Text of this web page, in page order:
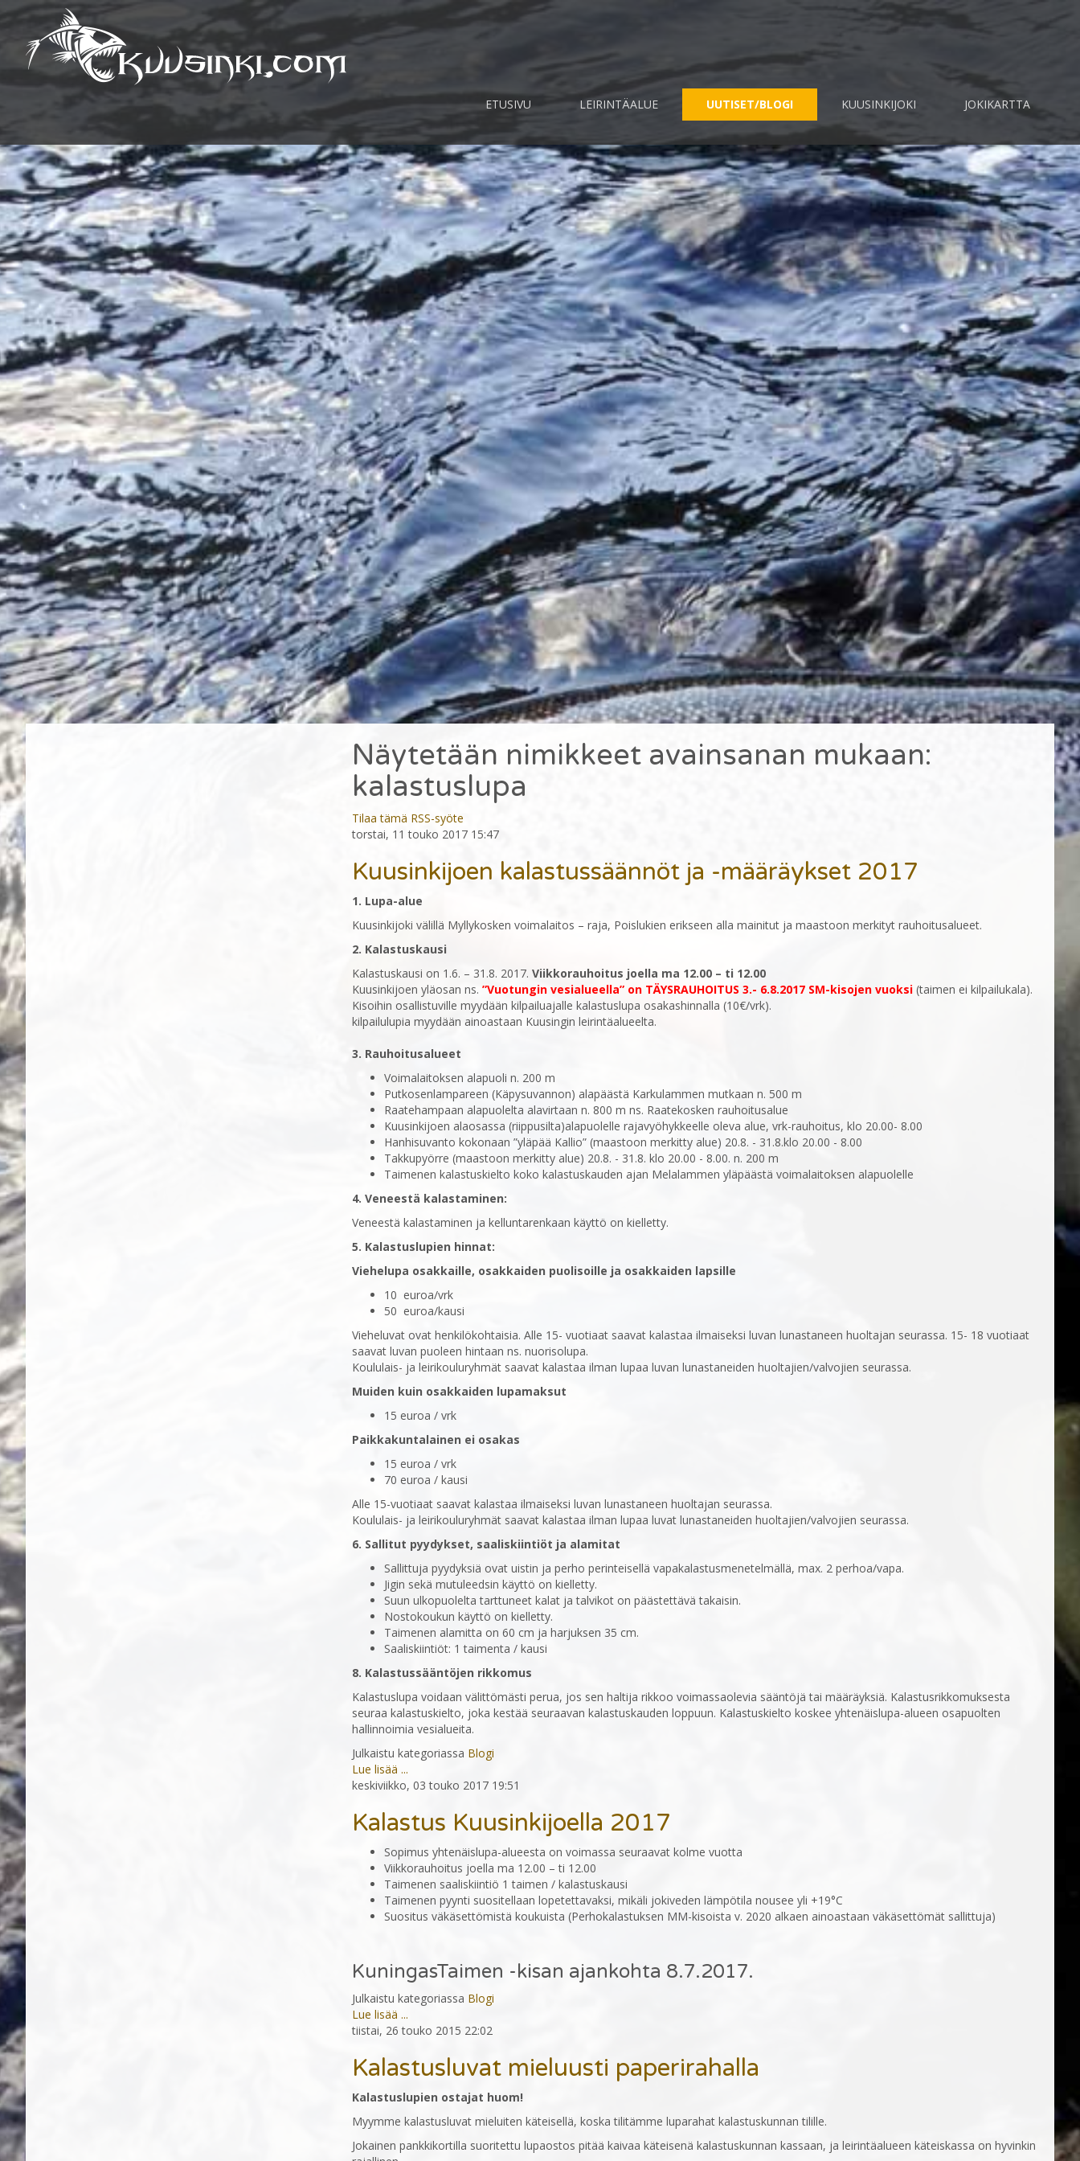
ETUSIVU LEIRINTÄALUE UUTISET/BLOGI KUUSINKIJOKI JOKIKARTTA
Näytetään nimikkeet avainsanan mukaan:
kalastuslupa
Tilaa tämä RSS-syöte
torstai, 11 touko 2017 15:47
Kuusinkijoen kalastussäännöt ja -määräykset 2017
1. Lupa-alue
Kuusinkijoki välillä Myllykosken voimalaitos – raja, Poislukien erikseen alla mainitut ja maastoon merkityt rauhoitusalueet.
2. Kalastuskausi
Kalastuskausi on 1.6. – 31.8. 2017.Viikkorauhoitus joella ma 12.00 – ti 12.00
Kuusinkijoen yläosan ns.”Vuotungin vesialueella” on TÄYSRAUHOITUS 3.- 6.8.2017 SM-kisojen vuoksi (taimen ei kilpailukala).
Kisoihin osallistuville myydään kilpailuajalle kalastuslupa osakashinnalla (10€/vrk).
kilpailulupia myydään ainoastaan Kuusingin leirintäalueelta.
3. Rauhoitusalueet
Voimalaitoksen alapuoli n. 200 m
Putkosenlampareen (Käpysuvannon) alapäästä Karkulammen mutkaan n. 500 m
Raatehampaan alapuolelta alavirtaan n. 800 m ns. Raatekosken rauhoitusalue
Kuusinkijoen alaosassa (riippusilta)alapuolelle rajavyöhykkeelle oleva alue, vrk-rauhoitus, klo 20.00- 8.00
Hanhisuvanto kokonaan ”yläpää Kallio” (maastoon merkitty alue) 20.8. - 31.8.klo 20.00 - 8.00
Takkupyörre (maastoon merkitty alue) 20.8. - 31.8. klo 20.00 - 8.00. n. 200 m
Taimenen kalastuskielto koko kalastuskauden ajan Melalammen yläpäästä voimalaitoksen alapuolelle
4. Veneestä kalastaminen:
Veneestä kalastaminen ja kelluntarenkaan käyttö on kielletty.
5. Kalastuslupien hinnat:
Viehelupa osakkaille, osakkaiden puolisoille ja osakkaiden lapsille
10 euroa/vrk
50 euroa/kausi
Vieheluvat ovat henkilökohtaisia. Alle 15- vuotiaat saavat kalastaa ilmaiseksi luvan lunastaneen huoltajan seurassa. 15- 18 vuotiaat
saavat luvan puoleen hintaan ns. nuorisolupa.
Koululais- ja leirikouluryhmät saavat kalastaa ilman lupaa luvan lunastaneiden huoltajien/valvojien seurassa.
Muiden kuin osakkaiden lupamaksut
15 euroa / vrk
Paikkakuntalainen ei osakas
15 euroa / vrk
70 euroa / kausi
Alle 15-vuotiaat saavat kalastaa ilmaiseksi luvan lunastaneen huoltajan seurassa.
Koululais- ja leirikouluryhmät saavat kalastaa ilman lupaa luvat lunastaneiden huoltajien/valvojien seurassa.
6. Sallitut pyydykset, saaliskiintiöt ja alamitat
Sallittuja pyydyksiä ovat uistin ja perho perinteisellä vapakalastusmenetelmällä, max. 2 perhoa/vapa.
Jigin sekä mutuleedsin käyttö on kielletty.
Suun ulkopuolelta tarttuneet kalat ja talvikot on päästettävä takaisin.
Nostokoukun käyttö on kielletty.
Taimenen alamitta on 60 cm ja harjuksen 35 cm.
Saaliskiintiöt: 1 taimenta / kausi
8. Kalastussääntöjen rikkomus
Kalastuslupa voidaan välittömästi perua, jos sen haltija rikkoo voimassaolevia sääntöjä tai määräyksiä. Kalastusrikkomuksesta
seuraa kalastuskielto, joka kestää seuraavan kalastuskauden loppuun. Kalastuskielto koskee yhtenäislupa-alueen osapuolten
hallinnoimia vesialueita.
Julkaistu kategoriassa Blogi
Lue lisää ...
keskiviikko, 03 touko 2017 19:51
Kalastus Kuusinkijoella 2017
Sopimus yhtenäislupa-alueesta on voimassa seuraavat kolme vuotta
Viikkorauhoitus joella ma 12.00 – ti 12.00
Taimenen saaliskiintiö 1 taimen / kalastuskausi
Taimenen pyynti suositellaan lopetettavaksi, mikäli jokiveden lämpötila nousee yli +19°C
Suositus väkäsettömistä koukuista (Perhokalastuksen MM-kisoista v. 2020 alkaen ainoastaan väkäsettömät sallittuja)
KuningasTaimen -kisan ajankohta 8.7.2017.
Julkaistu kategoriassa Blogi
Lue lisää ...
tiistai, 26 touko 2015 22:02
Kalastusluvat mieluusti paperirahalla
Kalastuslupien ostajat huom!
Myymme kalastusluvat mieluiten käteisellä, koska tilitämme luparahat kalastuskunnan tilille.
Jokainen pankkikortilla suoritettu lupaostos pitää kaivaa käteisenä kalastuskunnan kassaan, ja leirintäalueen käteiskassa on hyvinkin